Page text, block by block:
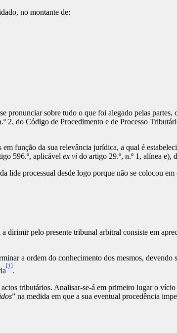
no montante de:
pronunciar sobre tudo o que foi alegado pelas
2, do Código de Procedimento e de Processo
função da sua relevância jurídica, a qual é
596.º, aplicável ex vi do artigo 29.º, n.º 1, alínea
lide processual desde logo porque não se colocou
dirimir pelo presente tribunal arbitral consiste em
a ordem do conhecimento dos mesmos, devendo
[1]
.
tributários. Analisar-se-á em primeiro lugar o
” na medida em que a sua eventual procedência